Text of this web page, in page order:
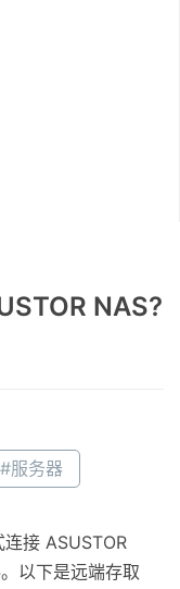
NAS?
#服务器
接 ASUSTOR
以下是远端存取